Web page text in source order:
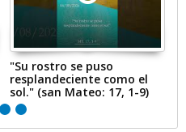
"Su rostro se puso
resplandeciente como el
sol." (san Mateo: 17, 1-9)